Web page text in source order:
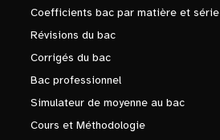
Coefficients bac par matière et série
Révisions du bac
Corrigés du bac
Bac professionnel
Simulateur de moyenne au bac
Cours et Méthodologie